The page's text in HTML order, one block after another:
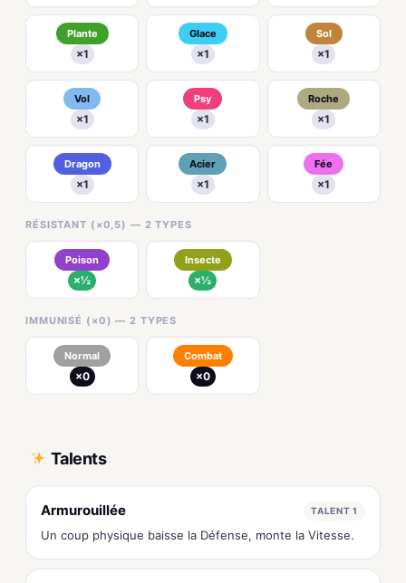
Plante
×1
Glace
×1
Sol
×1
Vol
×1
Psy
×1
Roche
×1
Dragon
×1
Acier
×1
Fée
×1
RÉSISTANT (×0,5) — 2 TYPES
Poison
×½
Insecte
×½
IMMUNISÉ (×0) — 2 TYPES
Normal
×0
Combat
×0
Talents
Armurouillée TALENT 1
Un coup physique baisse la Défense, monte la Vitesse.